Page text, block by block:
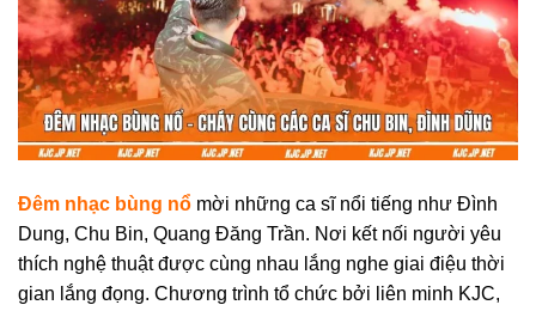
Đêm nhạc bùng nổ mời những ca sĩ nổi tiếng như Đình
Dung, Chu Bin, Quang Đăng Trần. Nơi kết nối người yêu
thích nghệ thuật được cùng nhau lắng nghe giai điệu thời
gian lắng đọng. Chương trình tổ chức bởi liên minh KJC,